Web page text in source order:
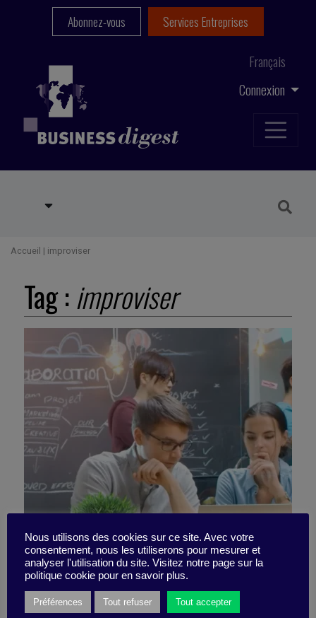
Connexion
Français
Abonnez-vous Services Entreprises
Accueil | improviser
Tag :improviser
N’ayez pas peur du désordre
1 novembre 2021
Nous utilisons des cookies sur ce site. Avec votre
consentement, nous les utiliserons pour mesurer et
analyser l'utilisation du site. Visitez notre page sur la
politique cookie pour en savoir plus.
Préférences Tout refuser Tout accepter